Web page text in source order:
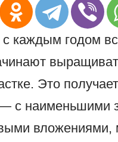
с каждым годом
Это
с наименьшими
вложениями,